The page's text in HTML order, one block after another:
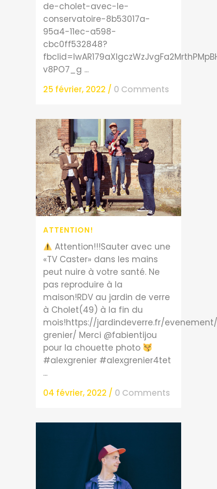
de-cholet-avec-le-
conservatoire-8b53017a-
95a4-11ec-a598-
cbc0ff532848?
v8PO7_g ...
25 février, 2022 / 0 Comments
ATTENTION!
Attention!!!Sauter avec une
«TV Caster» dans les mains
peut nuire à votre santé. Ne
pas reproduire à la
maison!RDV au jardin de verre
à Cholet(49) à la fin du
mois!https://jardindeverre.fr/
grenier/ Merci @fabientijou
pour la chouette photo
#alexgrenier #alexgrenier4tet
...
04 février, 2022 / 0 Comments